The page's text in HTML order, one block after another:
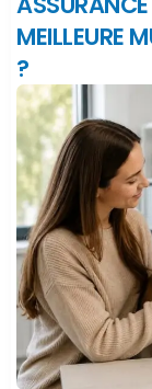
MEILLEURE
?